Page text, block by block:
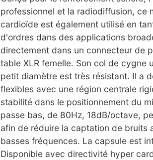
professionnel et la radiodiffusion, ce
cardioïde est également utilisé en
d'ordres dans des applications
directement dans un connecteur de
table XLR femelle. Son col de cygne
petit diamètre est très résistant. Il a
flexibles avec une région centrale
stabilité dans le positionnement du
passe bas, de 80Hz, 18dB/octave,
afin de réduire la captation de bruits
basses fréquences. La capsule est
Disponible avec directivité hyper